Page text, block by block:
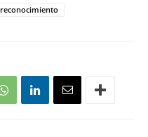
reconocimiento